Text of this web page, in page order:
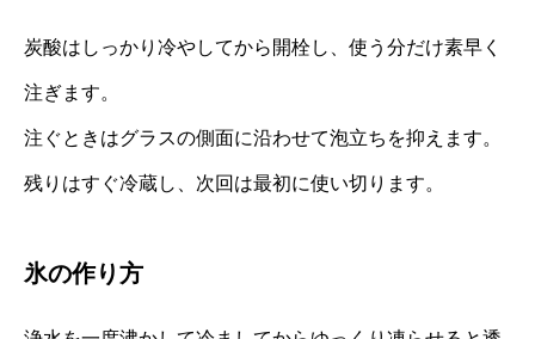
炭酸はしっかり冷やしてから開栓し、使う分だけ素早く
注ぎます。
注ぐときはグラスの側面に沿わせて泡立ちを抑えます。
残りはすぐ冷蔵し、次回は最初に使い切ります。
氷の作り方